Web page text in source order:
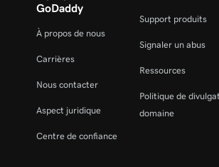
GoDaddy
À propos de nous
Carrières
Nous contacter
Aspect juridique
Centre de confiance
Support produits
Signaler un abus
Ressources
Politique de
domaine